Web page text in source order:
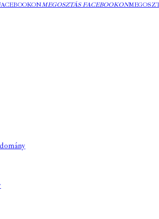
MEGOSZTÁS FACEBOOKON